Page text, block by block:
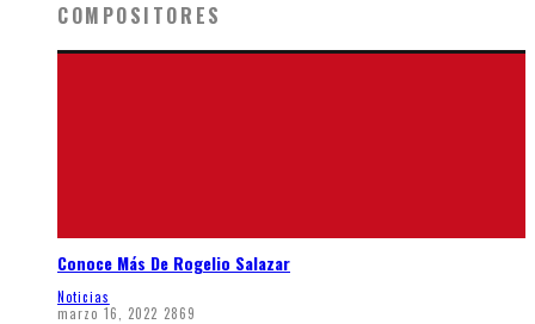
COMPOSITORES
Conoce Más De Rogelio Salazar
Noticias
marzo 16, 2022 2869